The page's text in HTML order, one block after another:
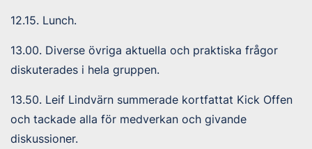
12.15. Lunch.
13.00. Diverse övriga aktuella och praktiska frågor
diskuterades i hela gruppen.
13.50. Leif Lindvärn summerade kortfattat Kick Offen
och tackade alla för medverkan och givande
diskussioner.